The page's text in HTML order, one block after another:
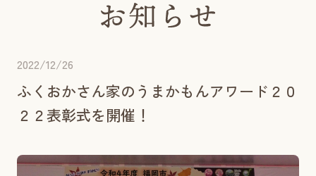
2022/12/26
ふくおかさん家のうまかもんアワード２０
２２表彰式を開催！